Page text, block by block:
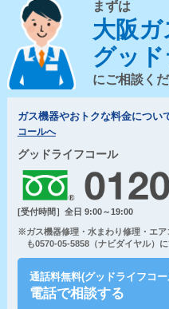
まずは
大阪ガ
グッ
にご相談くだ
ガス機器やおトクな料金につい
コールへ
グッドライフコール
[受付時間］全日 9:00～19:00
※ガス機器修理・水まわり修理・エア
も0570-05-5858（ナビダイヤル）
通話料無料(グッドライフコ
電話で相談する